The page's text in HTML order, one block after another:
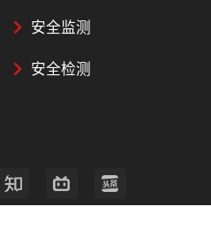
安全监测
安全检测